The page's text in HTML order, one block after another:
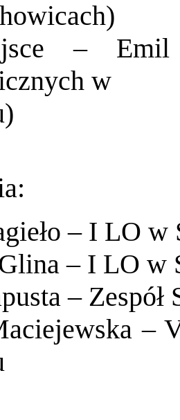
– Emil
w
– I LO w
– I LO w
– Zespół
–